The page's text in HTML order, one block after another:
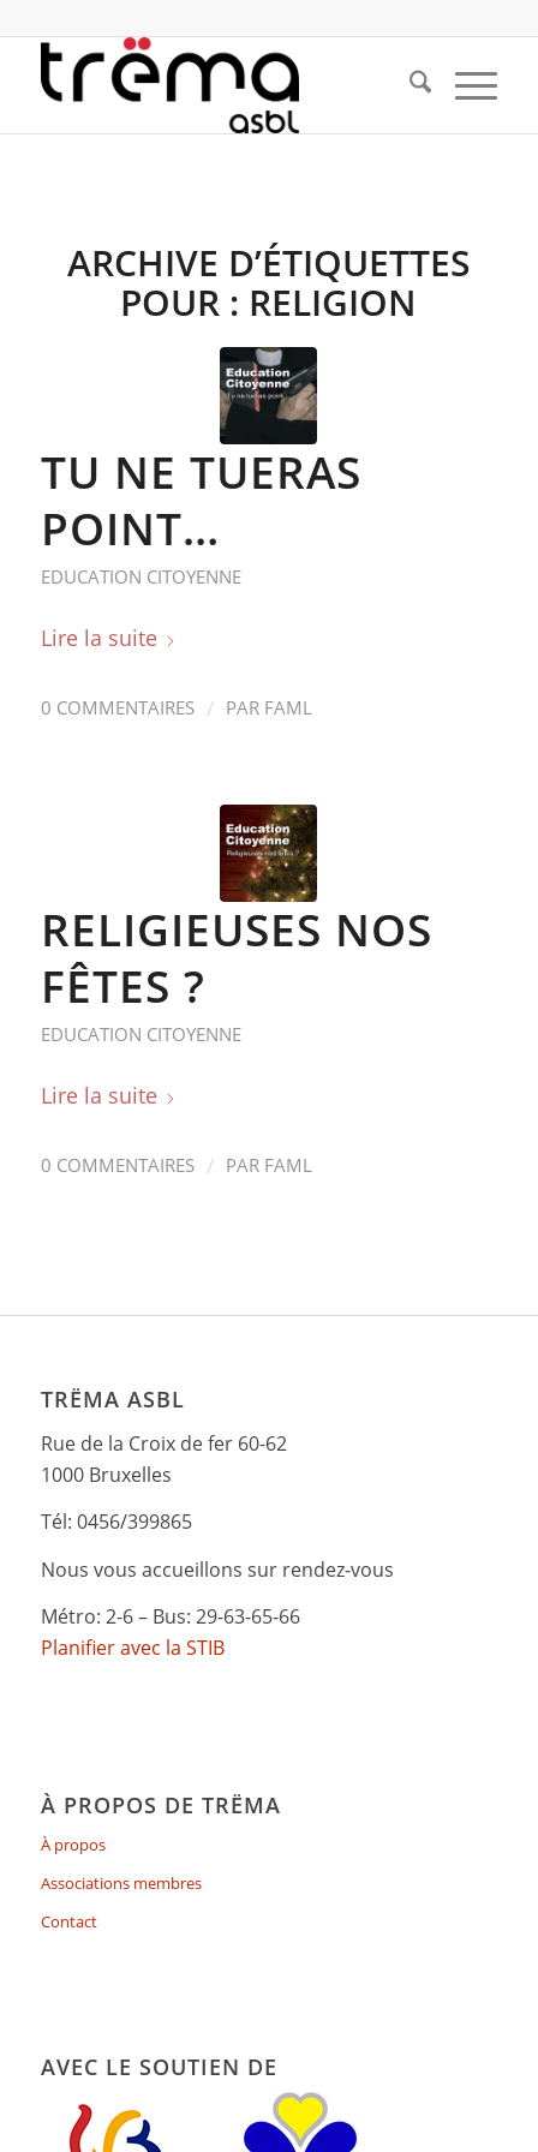
ARCHIVE D’ÉTIQUETTES
POUR : RELIGION
TU NE TUERAS
POINT…
EDUCATION CITOYENNE
Lire la suite
0 COMMENTAIRES / PAR FAML
RELIGIEUSES NOS
FÊTES ?
EDUCATION CITOYENNE
Lire la suite
0 COMMENTAIRES / PAR FAML
TRËMA ASBL
Rue de la Croix de fer 60-62
1000 Bruxelles
Tél: 0456/399865
Nous vous accueillons sur rendez-vous
Métro: 2-6 – Bus: 29-63-65-66
Planifier avec la STIB
À PROPOS DE TRËMA
À propos
Associations membres
Contact
AVEC LE SOUTIEN DE